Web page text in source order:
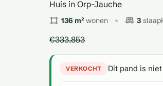
Huis in Orp-Jauche
136 m² wonen 3
€333.853
VERKOCHT Dit pand is